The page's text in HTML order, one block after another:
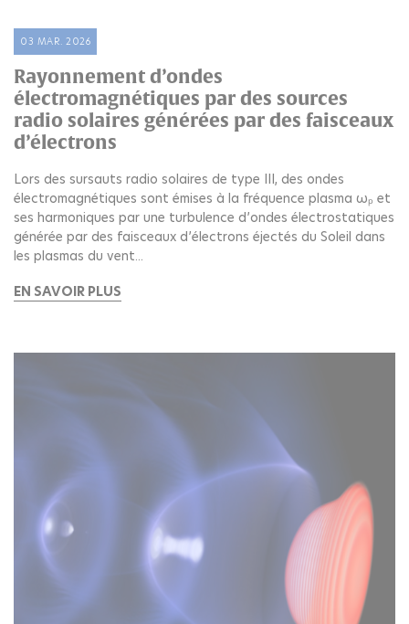
03 MAR. 2026
Rayonnement d’ondes
électromagnétiques par des sources
radio solaires générées par des faisceaux
d’électrons
Lors des sursauts radio solaires de type III, des ondes
électromagnétiques sont émises à la fréquence plasma ωₚ et
ses harmoniques par une turbulence d’ondes électrostatiques
générée par des faisceaux d’électrons éjectés du Soleil dans
les plasmas du vent...
EN SAVOIR PLUS